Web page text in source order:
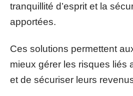
tranquillité d’esprit et la
apportées.
Ces solutions permettent
mieux gérer les risques liés
et de sécuriser leurs